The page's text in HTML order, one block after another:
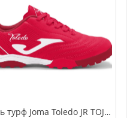
Обувь турф Joma Toledo JR TOJS.2606.TF